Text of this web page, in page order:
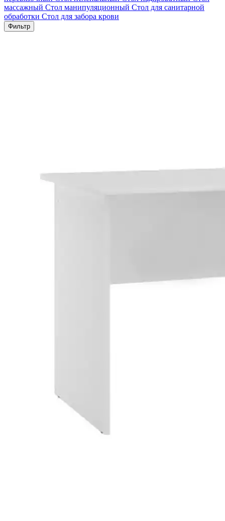
массажный Стол манипуляционный Стол для санитарной
обработки Стол для забора крови
Фильтр